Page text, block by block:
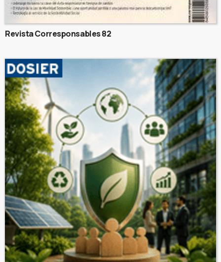
Revista Corresponsables 82